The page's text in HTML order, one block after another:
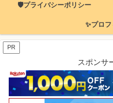
🛡️プライバシーポリシー
✨プロ
PR
スポンサ